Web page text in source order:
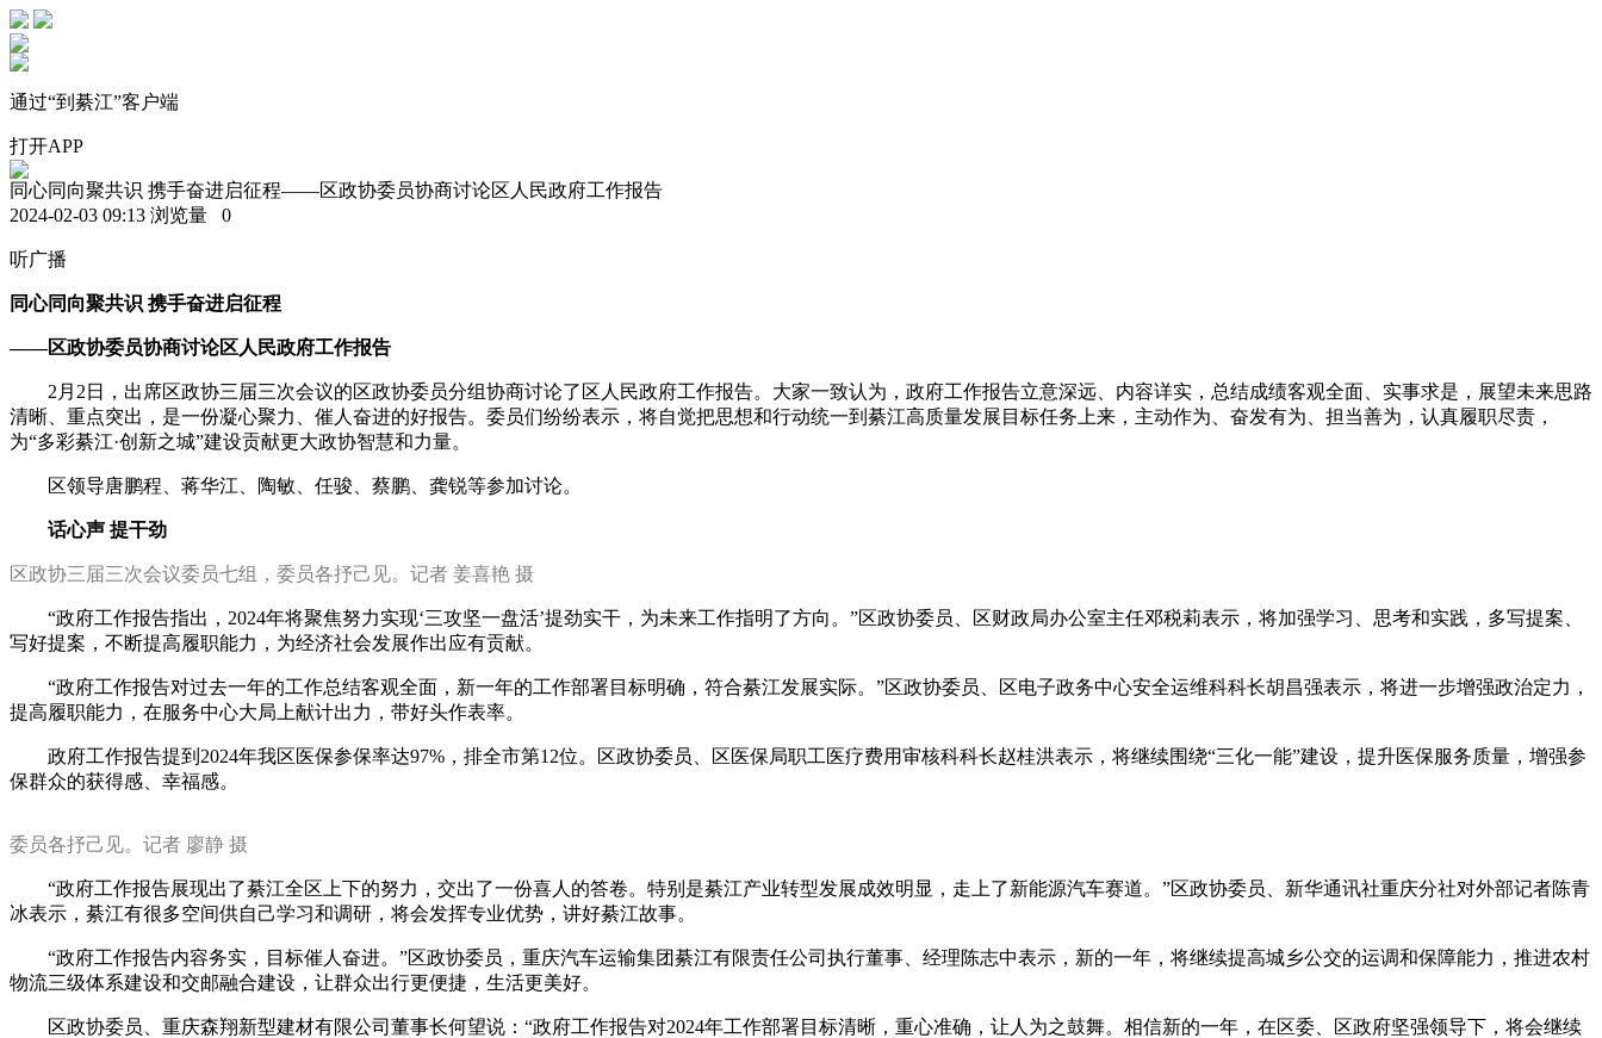
通过“到綦江”客户端
打开APP
同心同向聚共识 携手奋进启征程——区政协委员协商讨论区人民政府工作报告
2024-02-03 09:13 浏览量 0
听广播
同心同向聚共识 携手奋进启征程
——区政协委员协商讨论区人民政府工作报告
2月2日，出席区政协三届三次会议的区政协委员分组协商讨论了区人民政府工作报告。大家一致认为，政府工作报告立意深远、内容详实，总结成绩客观全面、实事求是，展望未来思路
清晰、重点突出，是一份凝心聚力、催人奋进的好报告。委员们纷纷表示，将自觉把思想和行动统一到綦江高质量发展目标任务上来，主动作为、奋发有为、担当善为，认真履职尽责，
为“多彩綦江·创新之城”建设贡献更大政协智慧和力量。
区领导唐鹏程、蒋华江、陶敏、任骏、蔡鹏、龚锐等参加讨论。
话心声 提干劲
区政协三届三次会议委员七组，委员各抒己见。记者 姜喜艳 摄
“政府工作报告指出，2024年将聚焦努力实现‘三攻坚一盘活’提劲实干，为未来工作指明了方向。”区政协委员、区财政局办公室主任邓税莉表示，将加强学习、思考和实践，多写提案、
写好提案，不断提高履职能力，为经济社会发展作出应有贡献。
“政府工作报告对过去一年的工作总结客观全面，新一年的工作部署目标明确，符合綦江发展实际。”区政协委员、区电子政务中心安全运维科科长胡昌强表示，将进一步增强政治定力，
提高履职能力，在服务中心大局上献计出力，带好头作表率。
政府工作报告提到2024年我区医保参保率达97%，排全市第12位。区政协委员、区医保局职工医疗费用审核科科长赵桂洪表示，将继续围绕“三化一能”建设，提升医保服务质量，增强参
保群众的获得感、幸福感。
委员各抒己见。记者 廖静 摄
“政府工作报告展现出了綦江全区上下的努力，交出了一份喜人的答卷。特别是綦江产业转型发展成效明显，走上了新能源汽车赛道。”区政协委员、新华通讯社重庆分社对外部记者陈青
冰表示，綦江有很多空间供自己学习和调研，将会发挥专业优势，讲好綦江故事。
“政府工作报告内容务实，目标催人奋进。”区政协委员，重庆汽车运输集团綦江有限责任公司执行董事、经理陈志中表示，新的一年，将继续提高城乡公交的运调和保障能力，推进农村
物流三级体系建设和交邮融合建设，让群众出行更便捷，生活更美好。
区政协委员、重庆森翔新型建材有限公司董事长何望说：“政府工作报告对2024年工作部署目标清晰，重心准确，让人为之鼓舞。相信新的一年，在区委、区政府坚强领导下，将会继续